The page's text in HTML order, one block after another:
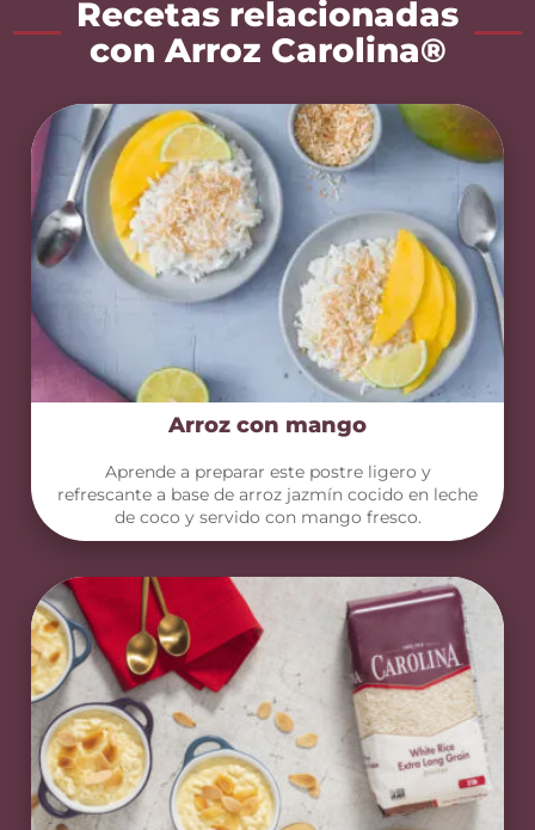
Recetas relacionadas
con Arroz Carolina®
Arroz con mango
Aprende a preparar este postre ligero y
refrescante a base de arroz jazmín cocido en leche
de coco y servido con mango fresco.